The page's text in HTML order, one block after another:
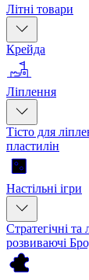
Літні товари
Крейда
Ліплення
Тісто для
пластилін
Настільні ігри
Стратегічні та
розвиваючі